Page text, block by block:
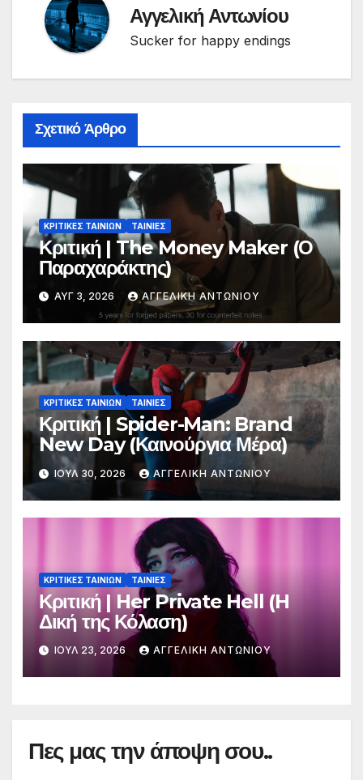
Αγγελική Αντωνίου
Sucker for happy endings
Σχετικό Άρθρο
ΚΡΙΤΙΚΕΣ ΤΑΙΝΙΩΝ ΤΑΙΝΙΕΣ
Κριτική | The Money Maker (Ο
Παραχαράκτης)
ΑΥΓ 3, 2026 ΑΓΓΕΛΙΚΉ ΑΝΤΩΝΊΟΥ
ΚΡΙΤΙΚΕΣ ΤΑΙΝΙΩΝ ΤΑΙΝΙΕΣ
Κριτική | Spider-Man: Brand
New Day (Καινούργια Μέρα)
ΙΟΎΛ 30, 2026 ΑΓΓΕΛΙΚΉ ΑΝΤΩΝΊΟΥ
ΚΡΙΤΙΚΕΣ ΤΑΙΝΙΩΝ ΤΑΙΝΙΕΣ
Κριτική | Her Private Hell (H
Δική της Κόλαση)
ΙΟΎΛ 23, 2026 ΑΓΓΕΛΙΚΉ ΑΝΤΩΝΊΟΥ
Πες μας την άποψη σου..